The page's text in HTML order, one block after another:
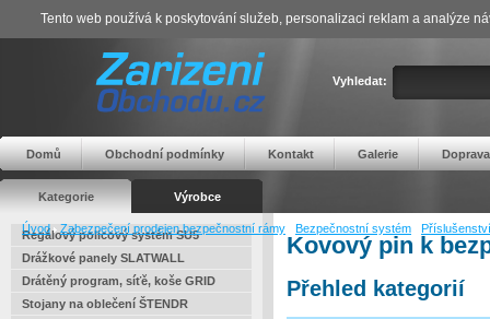
Vyhledat:
Domů Obchodní podmínky Kontakt Galerie Doprava
Kategorie Výrobce
Úvod Zabezpečení prodejen bezpečnostní rámy Bezpečnostní systém
Regálový policový systém SU5
Drážkové panely SLATWALL
Drátěný program, síťě, koše GRID
Stojany na oblečení ŠTENDR
Kovový pin k
Přehled kategorií
Tento web používá k poskytování služeb, personalizaci reklam a analýze